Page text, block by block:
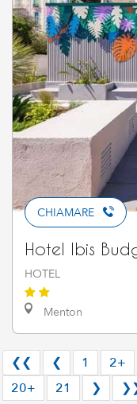
CHIAMARE
Hotel Ibis
HOTEL
Menton
❮❮ ❮ 1 2+
20+
21 ❯